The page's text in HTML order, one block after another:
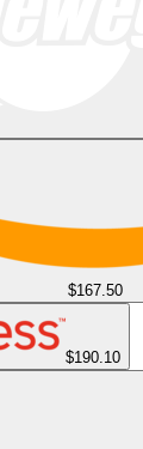
$167.50
$190.10